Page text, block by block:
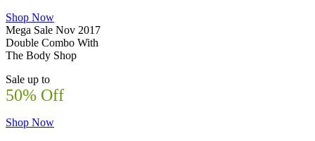
Shop Now
Mega Sale Nov 2017
Double Combo With
The Body Shop
Sale up to
50% Off
Shop Now